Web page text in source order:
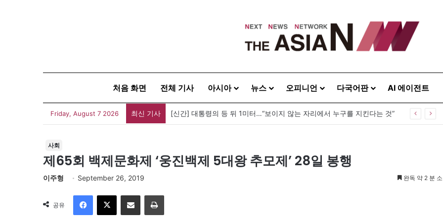
처음 화면 전체 기사 아시아 뉴스 오피니언 다국어판 AI 에이전트
Friday, August 7 2026 최신 기사 [신간] 대통령의 등 뒤 1미터…“보이지 않는 자리에서 누구를 지킨다는 것”
사회
제65회 백제문화제 ‘웅진백제 5대왕 추모제’ 28일 봉행
이주형 September 26, 2019 완독 약 2 분
공유
이메일